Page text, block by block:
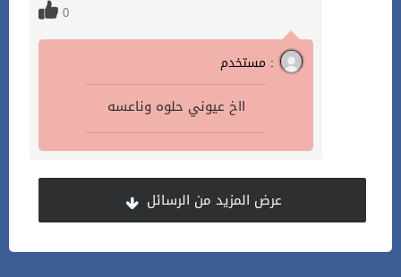
0
مستخدم :
ااخ عيوني حلوه وناعسه
عرض المزيد من الرسائل